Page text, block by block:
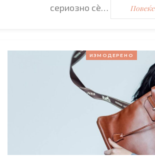
сериозно сѐ… Повеќе
ИЗМОДЕРЕНО